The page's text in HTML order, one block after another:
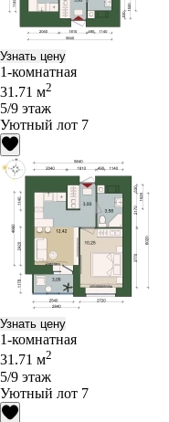
Узнать цену
1-комнатная
31.71 м2
5/9 этаж
Уютный лот 7
Узнать цену
1-комнатная
31.71 м2
5/9 этаж
Уютный лот 7